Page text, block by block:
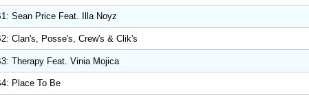
Sean Price Feat. Illa Noyz
Clan's, Posse's, Crew's & Clik's
Therapy Feat. Vinia Mojica
Place To Be